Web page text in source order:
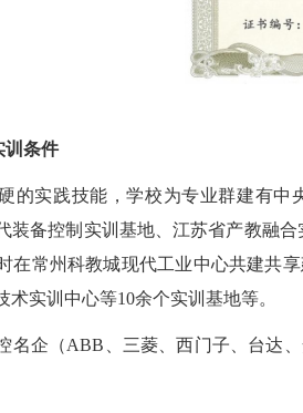
训条件
的实践技能，学校为专业群建有
装备控制实训基地、江苏省产教融
在常州科教城现代工业中心共建共
术实训中心等10余个实训基地等。
名企（ABB、三菱、西门子、台达